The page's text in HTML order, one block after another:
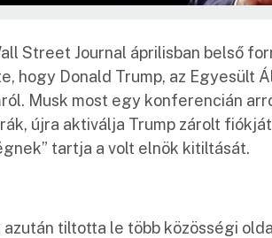
Street Journal áprilisban belső
hogy Donald Trump, az Egyesült
Musk most egy konferencián
újra aktiválja Trump zárolt
tartja a volt elnök kitiltását.
azután tiltotta le több közösségi